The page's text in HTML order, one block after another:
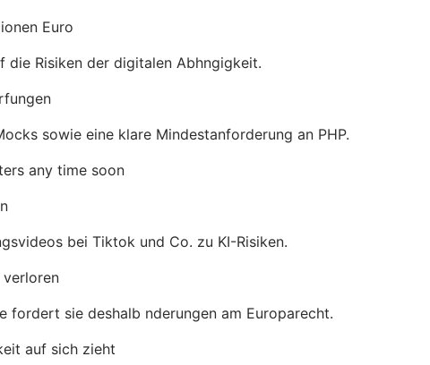
Euro
die Risiken der digitalen Abhngigkeit.
sowie eine klare Mindestanforderung an PHP.
any time soon
bei Tiktok und Co. zu KI-Risiken.
verloren
fordert sie deshalb nderungen am Europarecht.
auf sich zieht